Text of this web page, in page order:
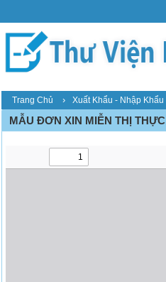
Trang Chủ › Xuất Khẩu - Nhập Khẩu
MẪU ĐƠN XIN MIỄN THỊ THỰC